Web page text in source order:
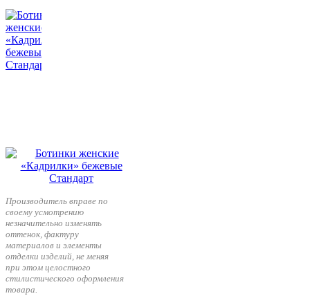
Производитель вправе по
своему усмотрению
незначительно изменять
оттенок, фактуру
материалов и элементы
отделки изделий, не меняя
при этом целостного
стилистического оформления
товара.